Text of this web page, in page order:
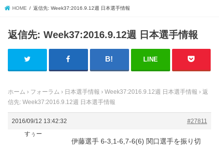
HOME 返信先: Week37:2016.9.12週 日本選手情報
返信先: Week37:2016.9.12週 日本選手情報
LINE
ホーム › フォーラム › 日本選手情報 › Week37:2016.9.12週 日本選手情報 › 返
信先: Week37:2016.9.12週 日本選手情報
2016/09/12 13:42:32
#27811
すぅー
伊藤選手 6-3,1-6,7-6(6) 関口選手を振り切